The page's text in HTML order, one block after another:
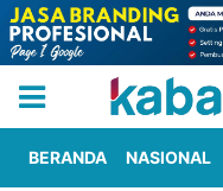
BERANDA NASIONAL